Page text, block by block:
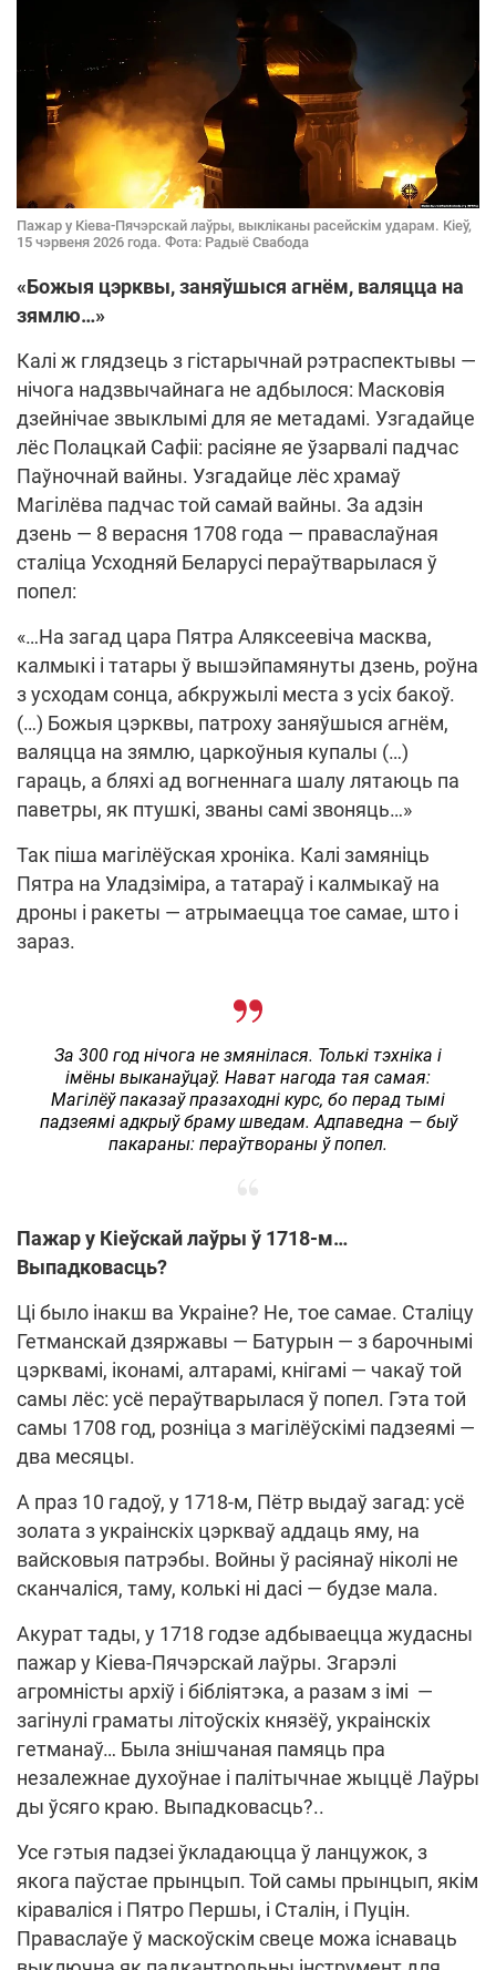
Пажар у Кіева-Пячэрскай лаўры, выкліканы расейскім ударам. Кіеў,
15 чэрвеня 2026 года. Фота: Радыё Свабода
«Божыя цэрквы, заняўшыся агнём, валяцца на
зямлю…»
Калі ж глядзець з гістарычнай рэтраспектывы —
нічога надзвычайнага не адбылося: Масковія
дзейнічае звыклымі для яе метадамі. Узгадайце
лёс Полацкай Сафіі: расіяне яе ўзарвалі падчас
Паўночнай вайны. Узгадайце лёс храмаў
Магілёва падчас той самай вайны. За адзін
дзень — 8 верасня 1708 года — праваслаўная
сталіца Усходняй Беларусі пераўтварылася ў
попел:
«…На загад цара Пятра Аляксеевіча масква,
калмыкі і татары ў вышэйпамянуты дзень, роўна
з усходам сонца, абкружылі места з усіх бакоў.
(…) Божыя цэрквы, патроху заняўшыся агнём,
валяцца на зямлю, царкоўныя купалы (…)
гараць, а бляхі ад вогненнага шалу лятаюць па
паветры, як птушкі, званы самі звоняць…»
Так піша магілёўская хроніка. Калі замяніць
Пятра на Уладзіміра, а татараў і калмыкаў на
дроны і ракеты — атрымаецца тое самае, што і
зараз.
За 300 год нічога не змянілася. Толькі тэхніка і
імёны выканаўцаў. Нават нагода тая самая:
Магілёў паказаў празаходні курс, бо перад тымі
падзеямі адкрыў браму шведам. Адпаведна — быў
пакараны: пераўтвораны ў попел.
Пажар у Кіеўскай лаўры ў 1718-м…
Выпадковасць?
Ці было інакш ва Украіне? Не, тое самае. Сталіцу
Гетманскай дзяржавы — Батурын — з барочнымі
цэрквамі, іконамі, алтарамі, кнігамі — чакаў той
самы лёс: усё пераўтварылася ў попел. Гэта той
самы 1708 год, розніца з магілёўскімі падзеямі —
два месяцы.
А праз 10 гадоў, у 1718-м, Пётр выдаў загад: усё
золата з украінскіх цэркваў аддаць яму, на
вайсковыя патрэбы. Войны ў расіянаў ніколі не
сканчаліся, таму, колькі ні дасі — будзе мала.
Акурат тады, у 1718 годзе адбываецца жудасны
пажар у Кіева-Пячэрскай лаўры. Згарэлі
агромністы архіў і бібліятэка, а разам з імі —
загінулі граматы літоўскіх князёў, украінскіх
гетманаў… Была знішчаная памяць пра
незалежнае духоўнае і палітычнае жыццё Лаўры
ды ўсяго краю. Выпадковасць?..
Усе гэтыя падзеі ўкладаюцца ў ланцужок, з
якога паўстае прынцып. Той самы прынцып, якім
кіраваліся і Пятро Першы, і Сталін, і Пуцін.
Праваслаўе ў маскоўскім свеце можа існаваць